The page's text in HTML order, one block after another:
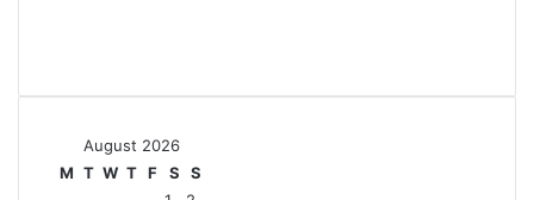
August 2026
M T W T F S
S